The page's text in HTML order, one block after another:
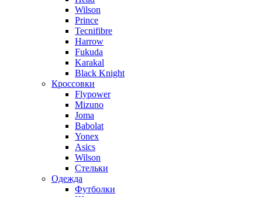
Wilson
Prince
Tecnifibre
Harrow
Fukuda
Karakal
Black Knight
Кроссовки
Flypower
Mizuno
Joma
Babolat
Yonex
Asics
Wilson
Стельки
Одежда
Футболки